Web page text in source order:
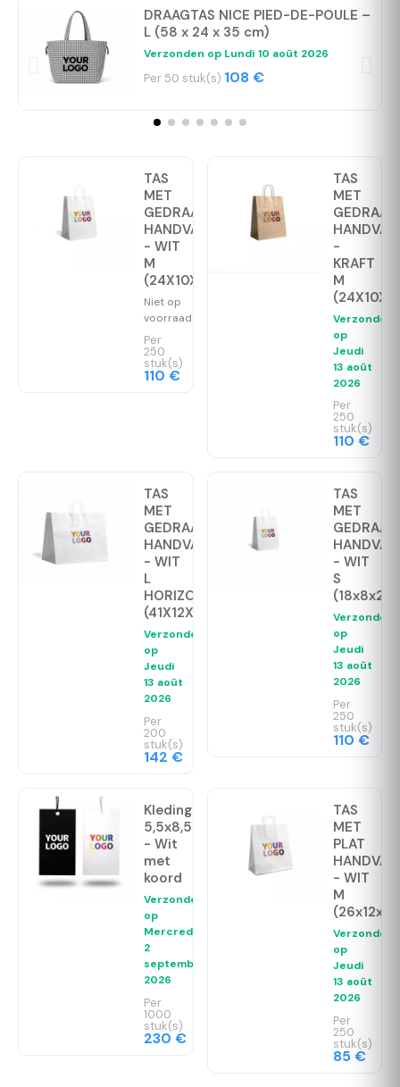
DRAAGTAS NICE PIED-DE-POULE –
L (58 x 24 x 35 cm)
Verzonden op Lundi 10 août 2026
Per 50 stuk(s) 108 €
TAS
MET
GEDRAAID
HANDVAT
- WIT
M
(24X10X32CM)
Niet op
voorraad
Per
250
stuk(s)
110 €
TAS
MET
HANDVAT
-
KRAFT
M
Verzonden
op
Jeudi
13 août
2026
Per
250
stuk(s)
110 €
TAS
MET
GEDRAAID
HANDVAT
- WIT
L
HORIZONTAAL
(41X12X36CM)
Verzonden
op
Jeudi
13 août
2026
Per
200
stuk(s)
142 €
TAS
MET
HANDVAT
- WIT
S
Verzonden
op
Jeudi
13 août
2026
Per
250
stuk(s)
110 €
Kledinglabel
5,5x8,5cm
- Wit
met
koord
Verzonden
op
Mercredi
2
septembre
2026
Per
1000
stuk(s)
230 €
TAS
MET
PLAT
HANDVAT
- WIT
M
Verzonden
op
Jeudi
13 août
2026
Per
250
stuk(s)
85 €